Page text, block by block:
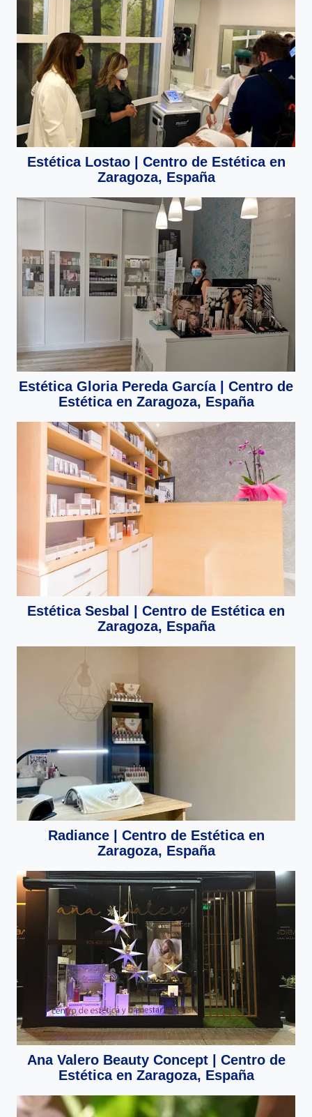
Estética Lostao | Centro de Estética en
Zaragoza, España
Estética Gloria Pereda García | Centro de
Estética en Zaragoza, España
Estética Sesbal | Centro de Estética en
Zaragoza, España
Radiance | Centro de Estética en
Zaragoza, España
Ana Valero Beauty Concept | Centro de
Estética en Zaragoza, España